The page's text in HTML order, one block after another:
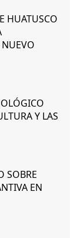
HUATUSCO
Y LAS
SOBRE
EN